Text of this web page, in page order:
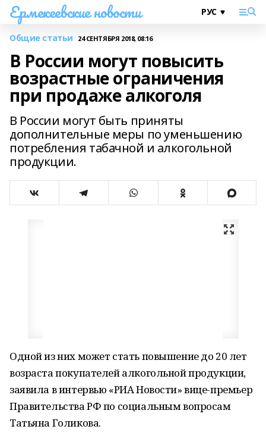
Ермекеевские новости
Общие статьи 24 СЕНТЯБРЯ 2018, 08:16
В России могут повысить
возрастные ограничения
при продаже алкоголя
В России могут быть приняты
дополнительные меры по уменьшению
потребления табачной и алкогольной
продукции.
Одной из них может стать повышение до 20 лет
возраста покупателей алкогольной продукции,
заявила в интервью «РИА Новости» вице-премьер
Правительства РФ по социальным вопросам
Татьяна Голикова.